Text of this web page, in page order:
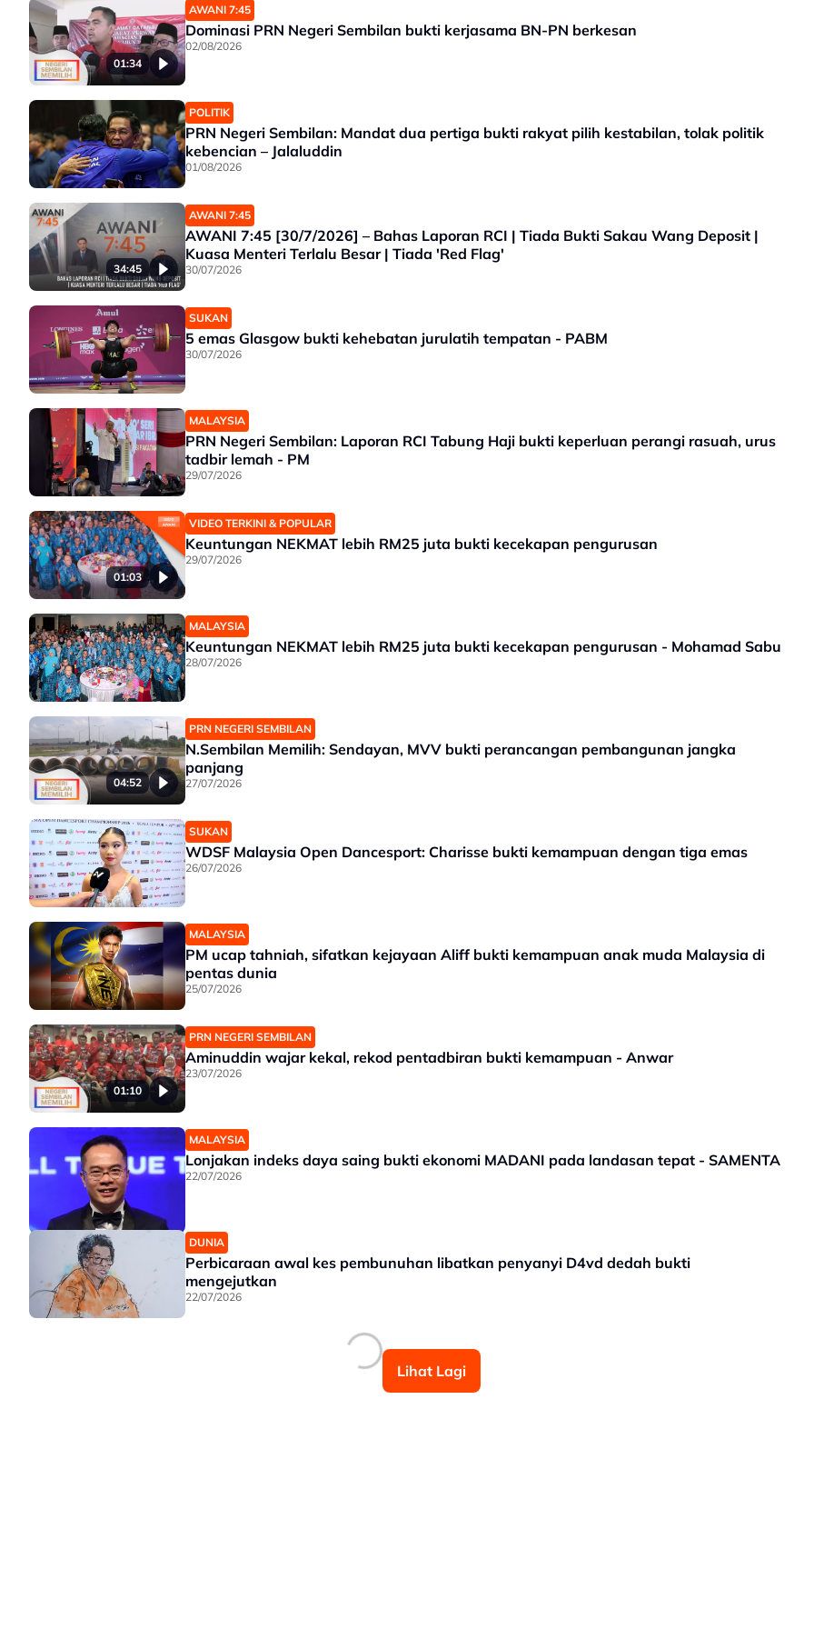
01:34
AWANI 7:45
Dominasi PRN Negeri Sembilan bukti kerjasama BN-PN berkesan
02/08/2026
POLITIK
PRN Negeri Sembilan: Mandat dua pertiga bukti rakyat pilih kestabilan, tolak politik
kebencian – Jalaluddin
01/08/2026
34:45
AWANI 7:45
AWANI 7:45 [30/7/2026] – Bahas Laporan RCI | Tiada Bukti Sakau Wang Deposit |
Kuasa Menteri Terlalu Besar | Tiada 'Red Flag'
30/07/2026
SUKAN
5 emas Glasgow bukti kehebatan jurulatih tempatan - PABM
30/07/2026
MALAYSIA
PRN Negeri Sembilan: Laporan RCI Tabung Haji bukti keperluan perangi rasuah, urus
tadbir lemah - PM
29/07/2026
01:03
VIDEO TERKINI & POPULAR
Keuntungan NEKMAT lebih RM25 juta bukti kecekapan pengurusan
29/07/2026
MALAYSIA
Keuntungan NEKMAT lebih RM25 juta bukti kecekapan pengurusan - Mohamad Sabu
28/07/2026
04:52
PRN NEGERI SEMBILAN
N.Sembilan Memilih: Sendayan, MVV bukti perancangan pembangunan jangka
panjang
27/07/2026
SUKAN
WDSF Malaysia Open Dancesport: Charisse bukti kemampuan dengan tiga emas
26/07/2026
MALAYSIA
PM ucap tahniah, sifatkan kejayaan Aliff bukti kemampuan anak muda Malaysia di
pentas dunia
25/07/2026
01:10
PRN NEGERI SEMBILAN
Aminuddin wajar kekal, rekod pentadbiran bukti kemampuan - Anwar
23/07/2026
MALAYSIA
Lonjakan indeks daya saing bukti ekonomi MADANI pada landasan tepat - SAMENTA
22/07/2026
DUNIA
Perbicaraan awal kes pembunuhan libatkan penyanyi D4vd dedah bukti
mengejutkan
22/07/2026
Lihat Lagi